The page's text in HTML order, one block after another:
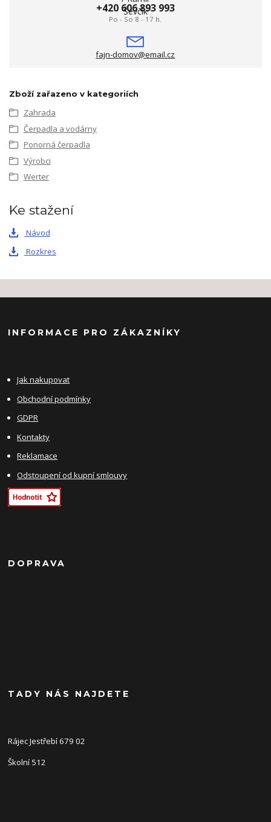
+420 606 893 993
Po - So 8 - 17 h.
fajn-domov@email.cz
Zboží zařazeno v kategoriích
Zahrada
Čerpadla a vodárny
Ponorná čerpadla
Výrobci
Werter
Ke stažení
Návod
Rozkres
INFORMACE PRO ZÁKAZNÍKY
Jak nakupovat
Obchodní podmínky
GDPR
Kontakty
Reklamace
Odstoupení od kupní smlouvy
DOPRAVA
TADY NÁS NAJDETE
Rájec Jestřebí 679 02
Školní 512